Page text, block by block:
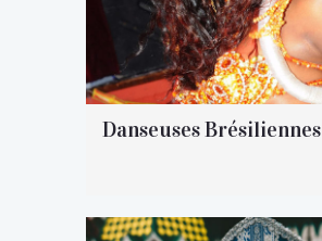
Danseuses Brésiliennes